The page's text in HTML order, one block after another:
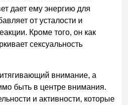
дает ему энергию для
от усталости и
Кроме того, он как
сексуальность
внимание, а
быть в центре внимания.
и активности, которые